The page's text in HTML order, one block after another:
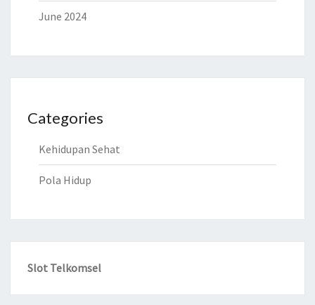
June 2024
Categories
Kehidupan Sehat
Pola Hidup
Slot Telkomsel